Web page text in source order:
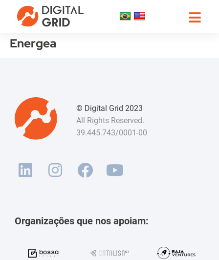
Energea
© Digital Grid 2023
All Rights Reserved.
39.445.743/0001-00
Organizações que nos apoiam: